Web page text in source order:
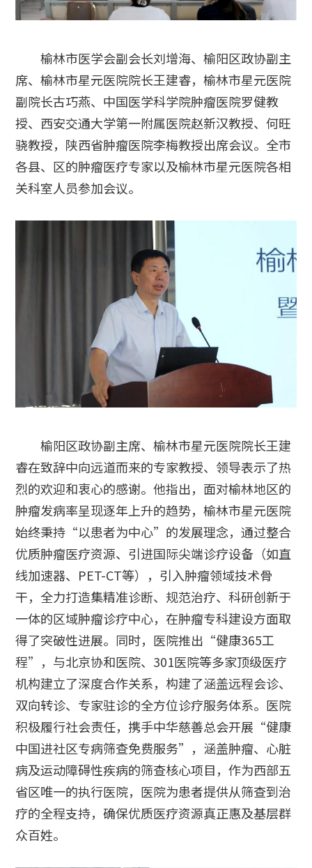
榆林市医学会副会长刘增海、榆阳区政协副主
席、榆林市星元医院院长王建睿，榆林市星元医院
副院长古巧燕、中国医学科学院肿瘤医院罗健教
授、西安交通大学第一附属医院赵新汉教授、何旺
骁教授，陕西省肿瘤医院李梅教授出席会议。全市
各县、区的肿瘤医疗专家以及榆林市星元医院各相
关科室人员参加会议。
榆阳区政协副主席、榆林市星元医院院长王建
睿在致辞中向远道而来的专家教授、领导表示了热
烈的欢迎和衷心的感谢。他指出，面对榆林地区的
肿瘤发病率呈现逐年上升的趋势，榆林市星元医院
始终秉持“以患者为中心”的发展理念，通过整合
优质肿瘤医疗资源、引进国际尖端诊疗设备（如直
线加速器、PET-CT等），引入肿瘤领域技术骨
干，全力打造集精准诊断、规范治疗、科研创新于
一体的区域肿瘤诊疗中心，在肿瘤专科建设方面取
得了突破性进展。同时，医院推出“健康365工
程”，与北京协和医院、301医院等多家顶级医疗
机构建立了深度合作关系，构建了涵盖远程会诊、
双向转诊、专家驻诊的全方位诊疗服务体系。医院
积极履行社会责任，携手中华慈善总会开展“健康
中国进社区专病筛查免费服务”，涵盖肿瘤、心脏
病及运动障碍性疾病的筛查核心项目，作为西部五
省区唯一的执行医院，医院为患者提供从筛查到治
疗的全程支持，确保优质医疗资源真正惠及基层群
众百姓。